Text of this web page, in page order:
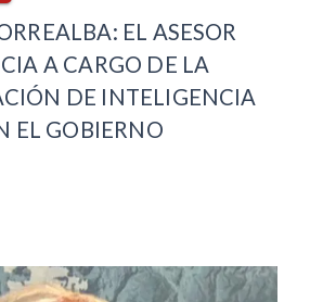
EL ASESOR
A CARGO DE LA
DE INTELIGENCIA
EL GOBIERNO